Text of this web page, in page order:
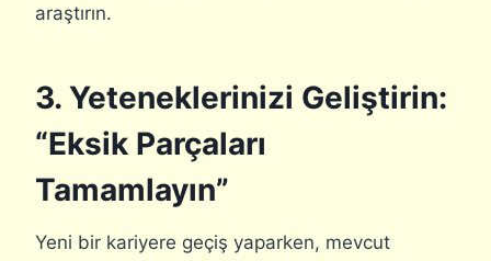
araştırın.
3. Yeteneklerinizi Geliştirin:
“Eksik Parçaları
Tamamlayın”
Yeni bir kariyere geçiş yaparken, mevcut